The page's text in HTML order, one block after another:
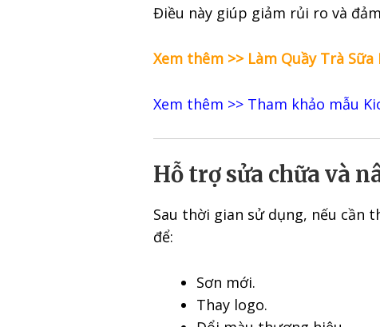
Điều này giúp giảm rủi ro và
Xem thêm >> Làm Quầy Trà
Xem thêm >> Tham khảo mẫu
Hỗ trợ sửa chữa và
Sau thời gian sử dụng, nếu cần
để:
Sơn mới.
Thay logo.